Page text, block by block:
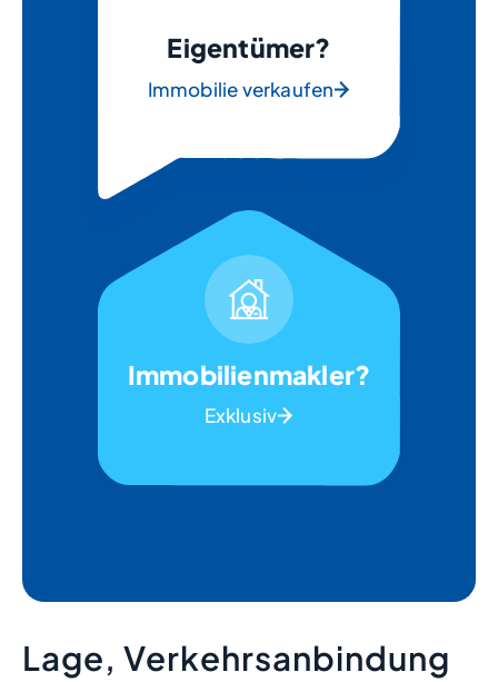
Eigentümer?
Immobilie verkaufen
Immobilienmakler?
Exklusiv
Lage, Verkehrsanbindung